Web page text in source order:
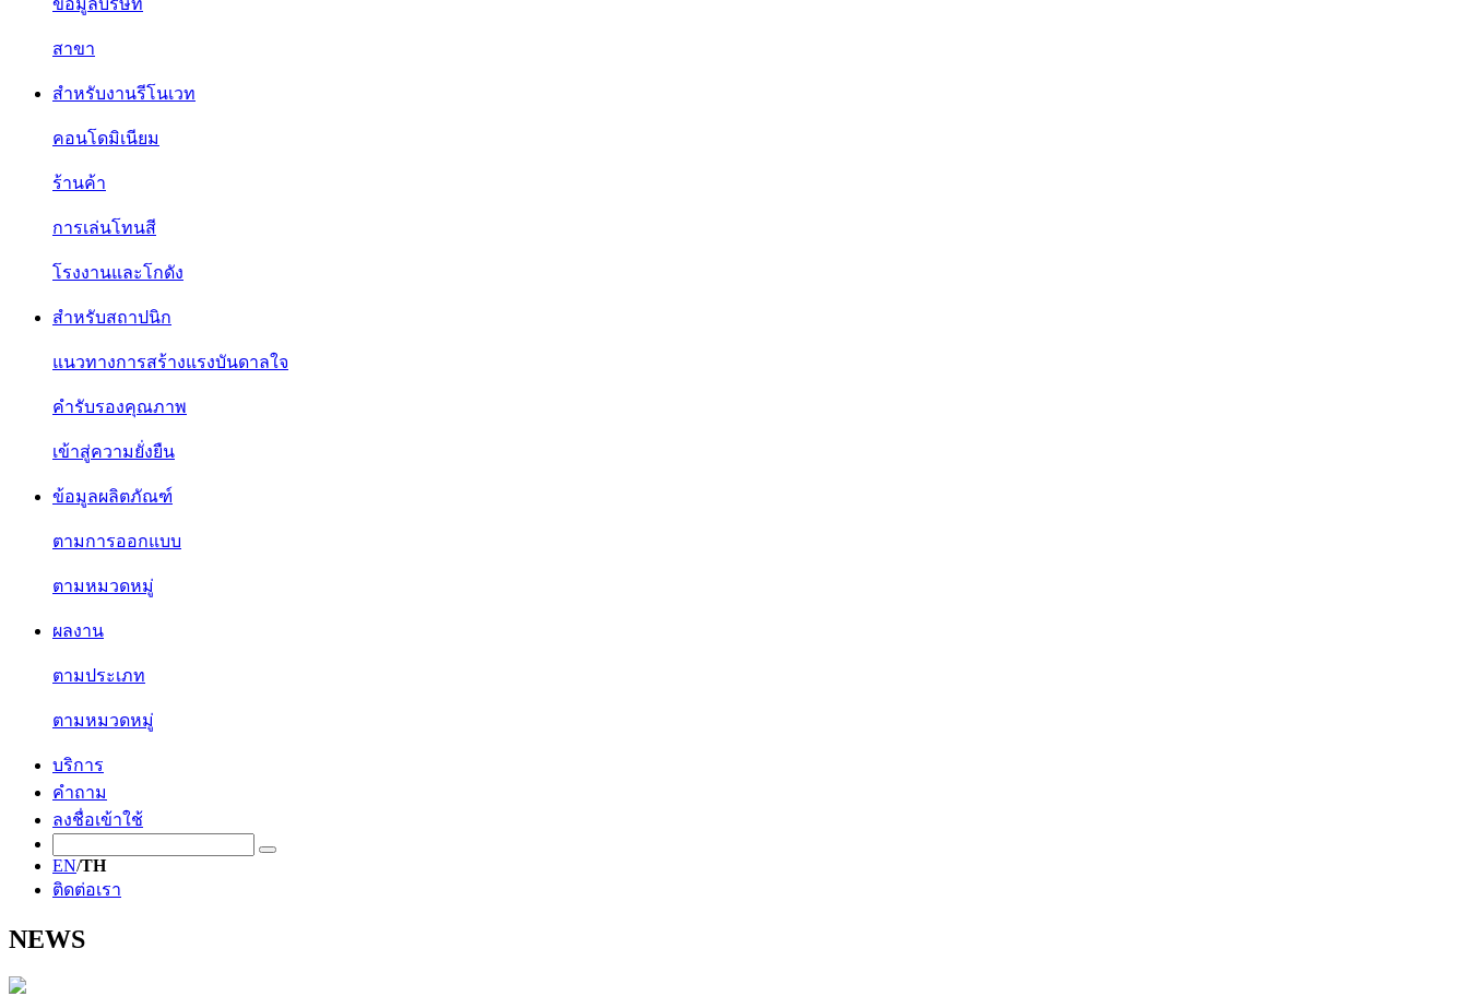
สาขา
สำหรับงานรีโนเวท
คอนโดมิเนียม
ร้านค้า
การเล่นโทนสี
โรงงานและโกดัง
สำหรับสถาปนิก
แนวทางการสร้างแรงบันดาลใจ
คำรับรองคุณภาพ
เข้าสู่ความยั่งยืน
ข้อมูลผลิตภัณฑ์
ตามการออกแบบ
ตามหมวดหมู่
ผลงาน
ตามประเภท
ตามหมวดหมู่
บริการ
คำถาม
ลงชื่อเข้าใช้
EN/TH
ติดต่อเรา
NEWS